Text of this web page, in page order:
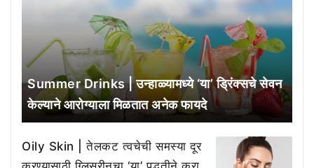
Summer Drinks | उन्हाळ्यामध्ये ‘या’ ड्रिंक्सचे सेवन
केल्याने आरोग्याला मिळतात अनेक फायदे
Oily Skin | तेलकट त्वचेची समस्या दूर